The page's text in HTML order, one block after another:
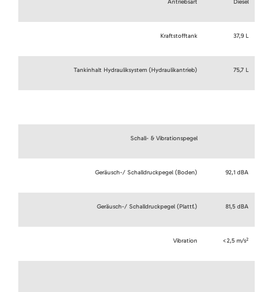
Antriebsart Diesel
Kraftstofftank 37,9 L
Tankinhalt Hydrauliksystem (Hydraulikantrieb) 75,7 L
Schall- & Vibrationspegel
Geräusch-/ Schalldruckpegel (Boden) 92,1 dBA
Geräusch-/ Schalldruckpegel (Plattf.) 81,5 dBA
Vibration <2,5 m/s2